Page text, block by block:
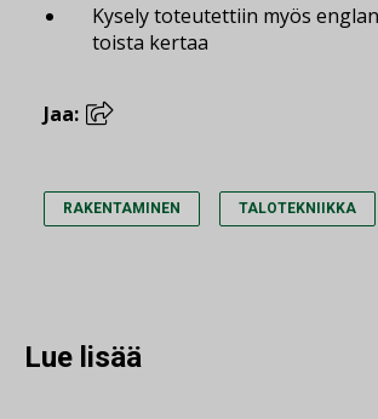
Kysely toteutettiin myös
toista kertaa
Jaa:
RAKENTAMINEN TALOTEKNIIKKA
Lue lisää